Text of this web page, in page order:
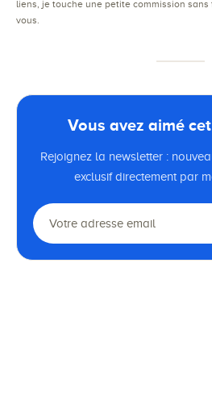
liens, je touche une petite commission
vous.
Vous avez aimé
Rejoignez la newsletter :
exclusif directement par